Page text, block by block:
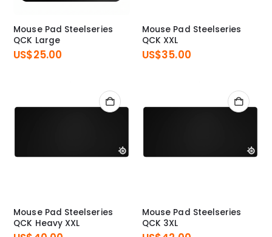
Mouse Pad Steelseries
QCK Large
US$25.00
Mouse Pad Steelseries
QCK XXL
US$35.00
Mouse Pad Steelseries
QCK Heavy XXL
Mouse Pad Steelseries
QCK 3XL